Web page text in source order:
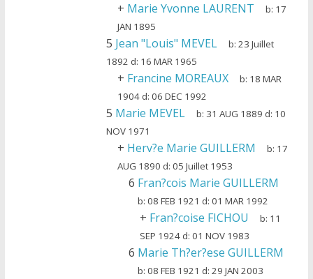
+ Marie Yvonne LAURENT b: 17
JAN 1895
5 Jean "Louis" MEVEL b:23 Juillet
1892 d: 16 MAR 1965
+ Francine MOREAUX b: 18 MAR
1904d: 06 DEC 1992
5 Marie MEVEL b: 31 AUG 1889 d: 10
NOV 1971
+ Herv?e Marie GUILLERM b: 17
AUG 1890 d: 05 Juillet 1953
6 Fran?cois Marie GUILLERM
b:08 FEB 1921 d:01 MAR 1992
+ Fran?coise FICHOU b: 11
SEP 1924d: 01 NOV 1983
6 Marie Th?er?ese GUILLERM
b:08 FEB 1921 d:29 JAN 2003